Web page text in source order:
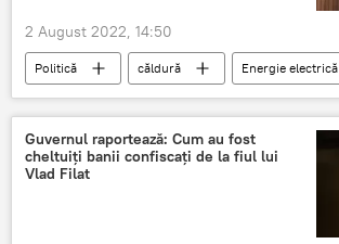
2 August 2022, 14:50
Politică căldură
Energie electrică
consumator final
Gaz
Guvernul raportează: Cum au fost
cheltuiți banii confiscați de la fiul lui
Vlad Filat